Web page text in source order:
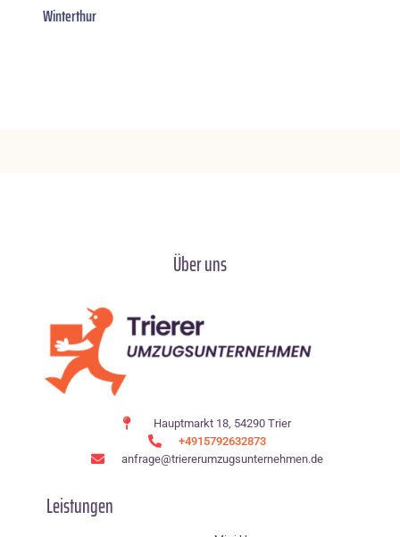
Winterthur
Über uns
Hauptmarkt 18, 54290 Trier
+4915792632873
anfrage@triererumzugsunternehmen.de
Leistungen